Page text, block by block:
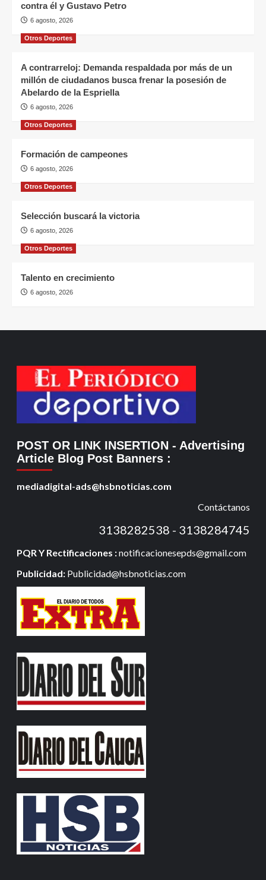
contra él y Gustavo Petro
6 agosto, 2026
Otros Deportes
A contrarreloj: Demanda respaldada por más de un
millón de ciudadanos busca frenar la posesión de
Abelardo de la Espriella
6 agosto, 2026
Otros Deportes
Formación de campeones
6 agosto, 2026
Otros Deportes
Selección buscará la victoria
6 agosto, 2026
Otros Deportes
Talento en crecimiento
6 agosto, 2026
POST OR LINK INSERTION - Advertising
Article Blog Post Banners :
mediadigital-ads@hsbnoticias.com
Contáctanos
3138282538 - 3138284745
PQR Y Rectificaciones :notificacionesepds@gmail.com
Publicidad: Publicidad@hsbnoticias.com